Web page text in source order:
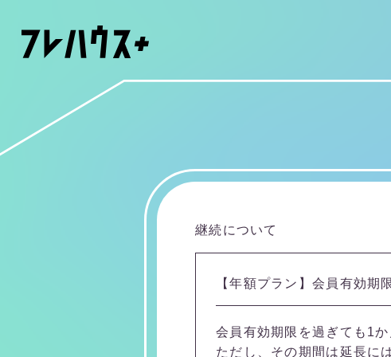
継続について
【年額プラン】会員有効期
会員有効期限を過ぎても1
ただし、その期間は延長に